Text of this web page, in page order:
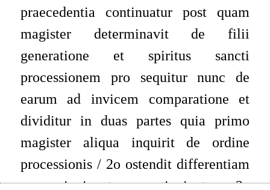
praecedentia continuatur post quam
magister determinavit de filii
generatione et spiritus sancti
processionem pro sequitur nunc de
earum ad invicem comparatione et
dividitur in duas partes quia primo
magister aliqua inquirit de ordine
processionis / 2o ostendit differentiam
processionis et generationis tunc 2a